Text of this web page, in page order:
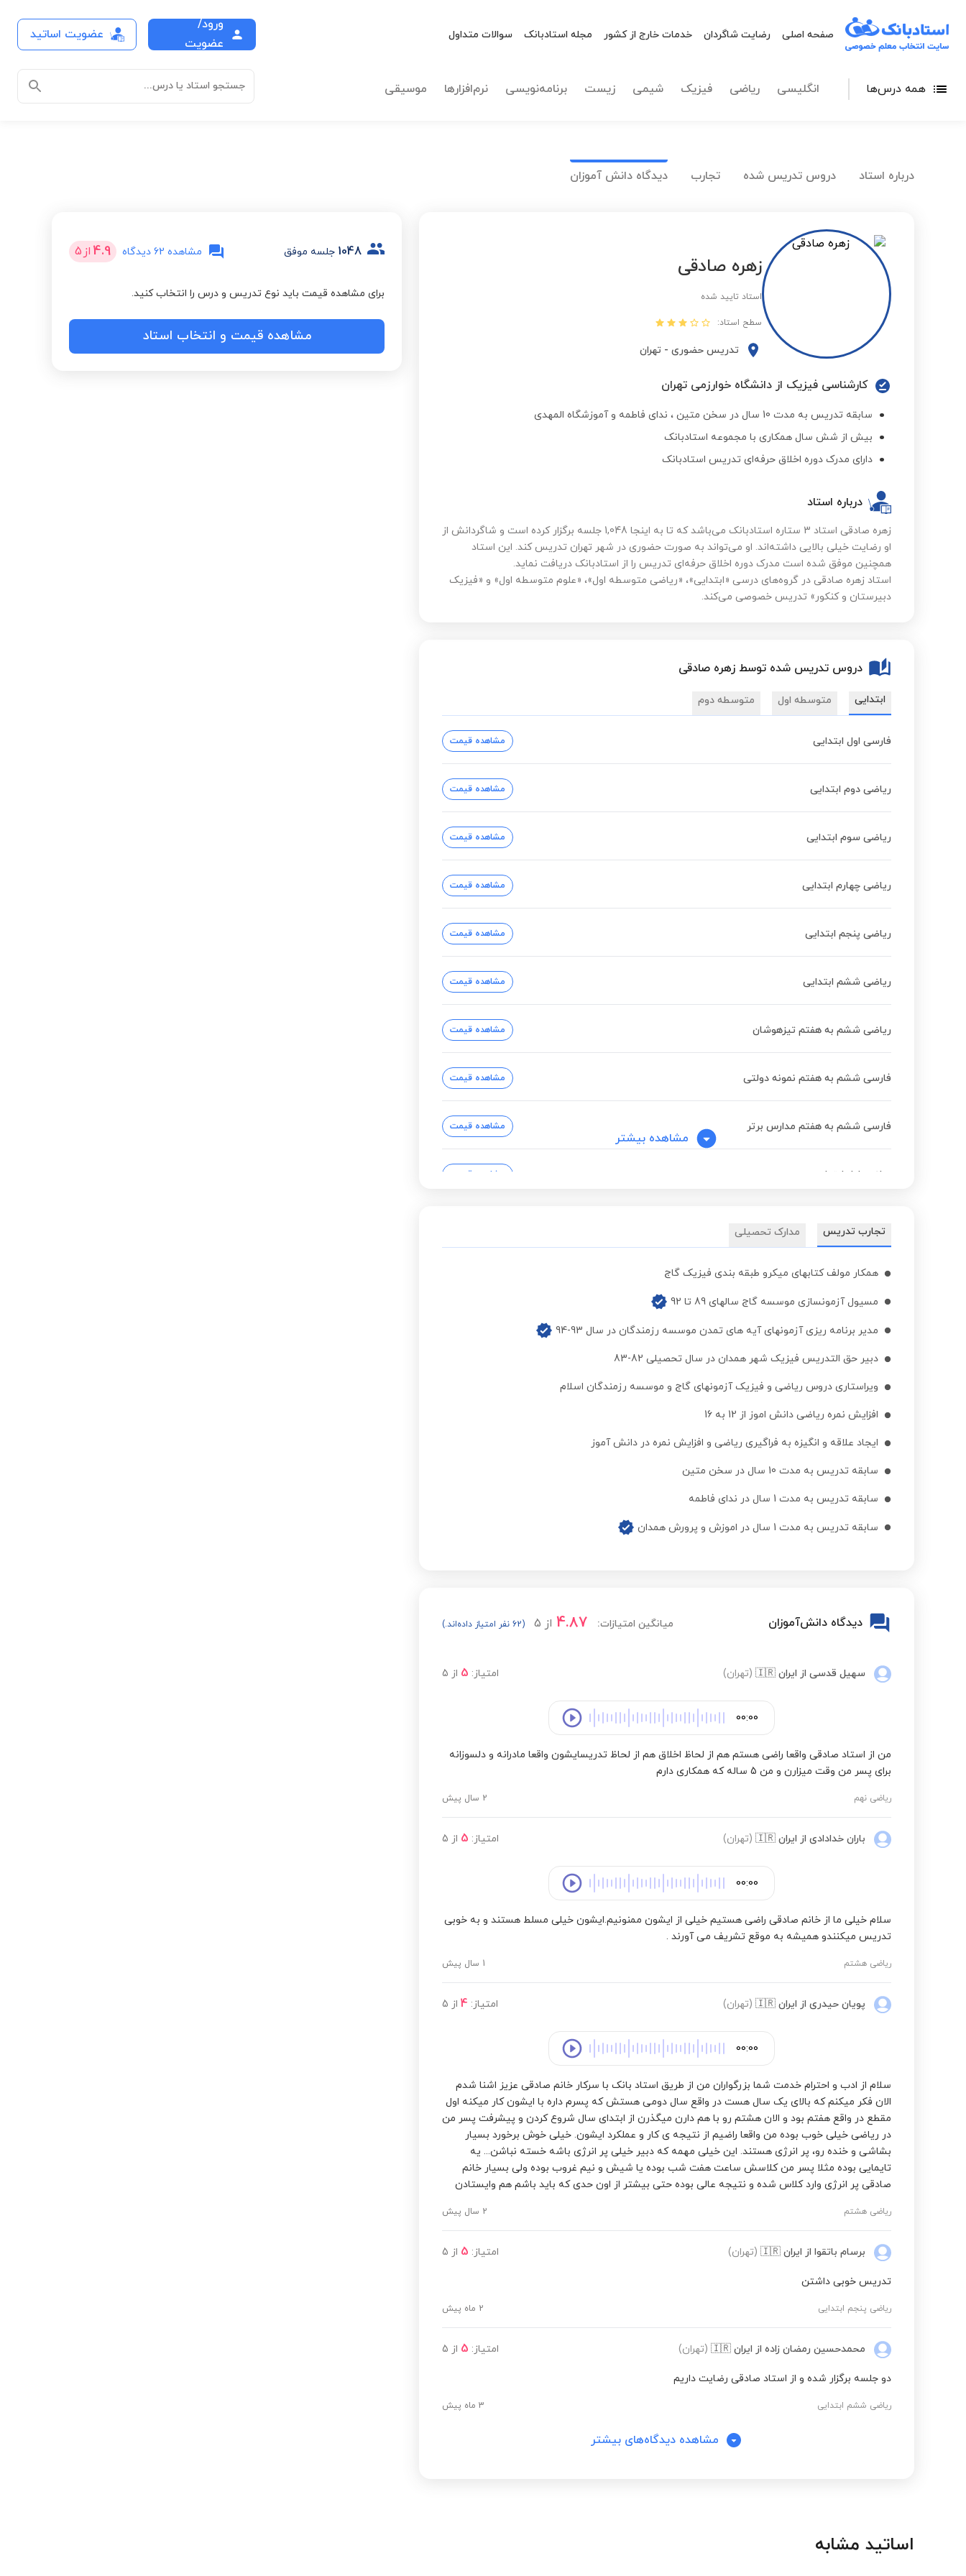
صفحه اصلی رضایت شاگردان خدمات خارج از کشور مجله استادبانک سوالات متداول
ورود/
عضویت
عضویت اساتید
همه درس‌ها انگلیسی ریاضی فیزیک شیمی زیست برنامه‌نویسی نرم‌افزارها موسیقی جستجو استاد یا درس...
درباره استاد دروس تدریس شده تجارب دیدگاه دانش آموزان
زهره صادقی
استاد تایید شده
سطح استاد:
تدریس حضوری - تهران
کارشناسی فیزیک از دانشگاه خوارزمی تهران
سابقه تدریس به مدت 10 سال در سخن متین ، ندای فاطمه و آموزشگاه المهدی
بیش از شش سال همکاری با مجموعه استادبانک
دارای مدرک دوره اخلاق حرفه‌ای تدریس استادبانک
درباره استاد
زهره صادقی استاد 3 ستاره استادبانک می‌باشد که تا به اینجا 1,048 جلسه برگزار کرده است و شاگردانش از
او رضایت خیلی بالایی داشته‌اند. او می‌تواند به صورت حضوری در شهر تهران تدریس کند. این استاد
همچنین موفق شده است مدرک دوره اخلاق حرفه‌ای تدریس را از استادبانک دریافت نماید.
استاد زهره صادقی در گروه‌های درسی «ابتدایی»، «ریاضی متوسطه اول»، «علوم متوسطه اول» و «فیزیک
دبیرستان و کنکور» تدریس خصوصی می‌کند.
دروس تدریس شده توسط زهره صادقی
ابتدایی متوسطه اول متوسطه دوم
فارسی اول ابتدایی مشاهده قیمت
ریاضی دوم ابتدایی مشاهده قیمت
ریاضی سوم ابتدایی مشاهده قیمت
ریاضی چهارم ابتدایی مشاهده قیمت
ریاضی پنجم ابتدایی مشاهده قیمت
ریاضی ششم ابتدایی مشاهده قیمت
ریاضی ششم به هفتم تیزهوشان مشاهده قیمت
فارسی ششم به هفتم نمونه دولتی مشاهده قیمت
فارسی ششم به هفتم مدارس برتر مشاهده قیمت
ریاضی اول ابتدایی مشاهده قیمت
فارسی سوم ابتدایی
فارسی پنجم ابتدایی
فارسی ششم ابتدایی
علوم تجربی ششم به هفتم نمونه دولتی
نگارش فارسی ششم ابتدایی مشاهده قیمت
فارسی ششم به هفتم تیزهوشان مشاهده قیمت
ریاضی ششم به هفتم نمونه دولتی
ریاضی ششم به هفتم مدارس برتر
علوم تجربی اول ابتدایی
علوم تجربی دوم ابتدایی
نگارش فارسی چهارم ابتدایی مشاهده قیمت
نگارش فارسی پنجم ابتدایی مشاهده قیمت
علوم تجربی ششم ابتدایی مشاهده قیمت
علوم تجربی ششم به هفتم تیزهوشان مشاهده قیمت
مشاهده بیشتر
تجارب تدریس مدارک تحصیلی
همکار مولف کتابهای میکرو طبقه بندی فیزیک گاج
مسیول آزمونسازی موسسه گاج سالهای 89 تا 92
مدیر برنامه ریزی آزمونهای آیه های تمدن موسسه رزمندگان در سال 93-94
دبیر حق التدریس فیزیک شهر همدان در سال تحصیلی 82-83
ویراستاری دروس ریاضی و فیزیک آزمونهای گاج و موسسه رزمندگان اسلام
افزایش نمره ریاضی دانش اموز از 12 به 16
ایجاد علاقه و انگیزه به فراگیری ریاضی و افزایش نمره در دانش آموز
سابقه تدریس به مدت 10 سال در سخن متین
سابقه تدریس به مدت 1 سال در ندای فاطمه
سابقه تدریس به مدت 1 سال در اموزش و پرورش همدان
دیدگاه دانش‌آموزان میانگین امتیازات: 4.87 از 5 (62 نفر امتیاز داده‌اند.)
سهیل قدسی از ایران 🇮🇷 (تهران) امتیاز: 5 از 5
00:00
من از استاد صادقی واقعا راضی هستم هم از لحاظ اخلاق هم از لحاظ تدریسایشون واقعا مادرانه و دلسوزانه
برای پسر من وقت میزارن و من 5 ساله که همکاری دارم
ریاضی نهم 2 سال پیش
باران خدادادی از ایران 🇮🇷 (تهران) امتیاز: 5 از 5
00:00
سلام خیلی ما از خانم صادقی راضی هستیم خیلی از ایشون ممنونیم.ایشون خیلی مسلط هستند و به خوبی
تدریس میکنندو همیشه به موقع تشریف می آورند .
ریاضی هشتم 1 سال پیش
پویان حیدری از ایران 🇮🇷 (تهران) امتیاز: 4 از 5
00:00
سلام از ادب و احترام خدمت شما بزرگواران من از طریق استاد بانک با سرکار خانم صادقی عزیز اشنا شدم
الان فکر میکنم که بالای یک سال هست در واقع سال دومی هستش که پسرم داره با ایشون کار میکنه اول
مقطع در واقع هفتم بود و الان هشتم رو با هم دارن میگذرن از ابتدای سال شروع کردن و پیشرفت پسر من
در ریاضی خیلی خوب بوده من واقعا راضیم از نتیجه ی کار و عملکرد ایشون. خیلی خوش برخورد بسیار
بشاشی و خنده رو، پر انرژی هستند. این خیلی مهمه که دبیر خیلی پر انرژی باشه خسته نباشن... یه
تایمایی بوده مثلا پسر من کلاسش ساعت هفت شب بوده یا شیش و نیم غروب بوده ولی بسیار خانم
صادقی پر انرژی وارد کلاس شده و نتیجه عالی بوده حتی بیشتر از اون حدی که باید باشم هم وایستادن
ریاضی هشتم 2 سال پیش
برسام باتقوا از ایران 🇮🇷 (تهران) امتیاز: 5 از 5
تدریس خوبی داشتن
ریاضی پنجم ابتدایی 2 ماه پیش
محمدحسین رمضان زاده از ایران 🇮🇷 (تهران) امتیاز: 5 از 5
دو جلسه برگزار شده و از استاد صادقی رضایت داریم
ریاضی ششم ابتدایی 3 ماه پیش
مشاهده دیدگاه‌های بیشتر
1048 جلسه موفق مشاهده 62 دیدگاه 4.9 از 5
برای مشاهده قیمت باید نوع تدریس و درس را انتخاب کنید.
مشاهده قیمت و انتخاب استاد
اساتید مشابه